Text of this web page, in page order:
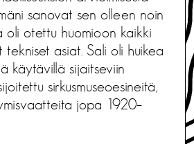
sanovat sen olleen noin
oli otettu huomioon kaikki
tekniset asiat. Sali oli huikea
käytävillä sijaitseviin
sirkusmuseoesineitä,
jopa 1920–